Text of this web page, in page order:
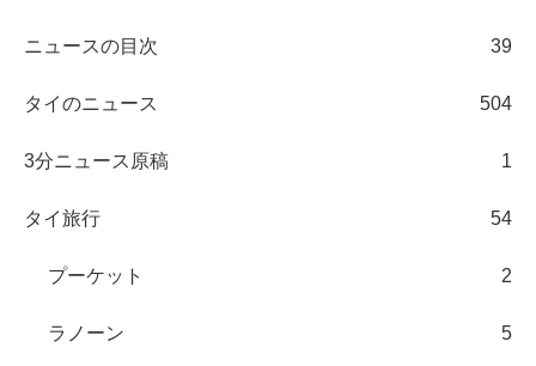
ニュースの目次 39
タイのニュース 504
3分ニュース原稿 1
タイ旅行 54
プーケット 2
ラノーン 5